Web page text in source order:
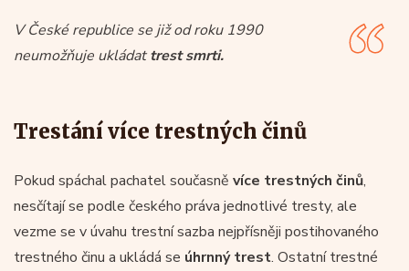
V České republice se již od roku 1990
neumožňuje ukládattrest smrti.
Trestání více trestných činů
Pokud spáchal pachatel současně více trestných činů,
nesčítají se podle českého práva jednotlivé tresty, ale
vezme se v úvahu trestní sazba nejpřísněji postihovaného
trestného činu a ukládá se úhrnný trest. Ostatní trestné